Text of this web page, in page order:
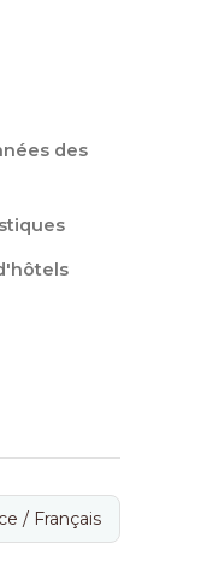
des
/ Français